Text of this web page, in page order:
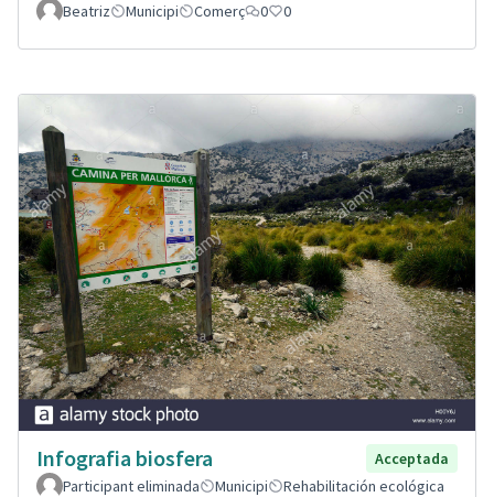
Beatriz Municipi Comerç 0 0
Infografia biosfera
Acceptada
Participant eliminada
Municipi
Rehabilitación ecológica